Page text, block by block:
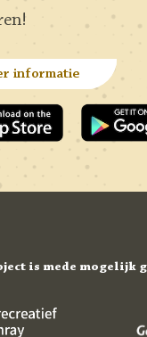
informatie
is mede mogelijk